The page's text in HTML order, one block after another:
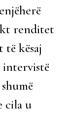
renditet
kësaj
intervistë
cila u